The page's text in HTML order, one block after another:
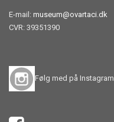
E-mail: museum@ovartaci.dk
CVR: 39351390
Følg med på Instagram